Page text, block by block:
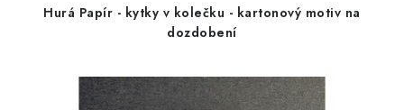
Hurá Papír - kytky v kolečku - kartonový motiv na
dozdobení